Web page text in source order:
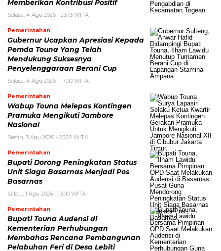
Memberikan Kontribusi Positif
Selasa, 4 Agu 2026 - 23:13 WITA
Pemerintahan
Gubernur Ucapkan Apresiasi Kepada
Pemda Touna Yang Telah
Mendukung Suksesnya
Penyelenggaraan Berani Cup
Selasa, 4 Agu 2026 - 17:00 WITA
Pemerintahan
Wabup Touna Melepas Kontingen
Pramuka Mengikuti Jambore
Nasional
Senin, 3 Agu 2026 - 23:22 WITA
Pemerintahan
Bupati Dorong Peningkatan Status
Unit Siaga Basarnas Menjadi Pos
Basarnas
Sabtu, 1 Agu 2026 - 13:00 WITA
Pemerintahan
Bupati Touna Audensi di
Kementerian Perhubungan
Membahas Rencana Pembangunan
Pelabuhan Feri di Desa Lebiti